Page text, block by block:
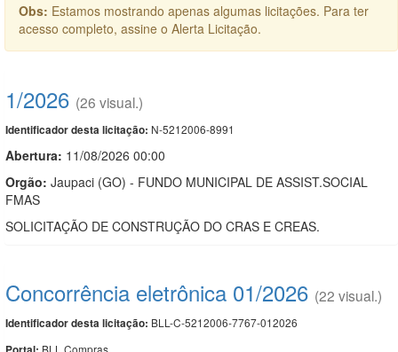
Obs: Estamos mostrando apenas algumas licitações. Para ter
acesso completo, assine o Alerta Licitação.
1/2026 (26 visual.)
Identificador desta licitação: N-5212006-8991
Abertura: 11/08/2026 00:00
Orgão: Jaupaci (GO) - FUNDO MUNICIPAL DE ASSIST.SOCIAL
FMAS
SOLICITAÇÃO DE CONSTRUÇÃO DO CRAS E CREAS.
Concorrência eletrônica 01/2026 (22 visual.)
Identificador desta licitação: BLL-C-5212006-7767-012026
BLL Compras